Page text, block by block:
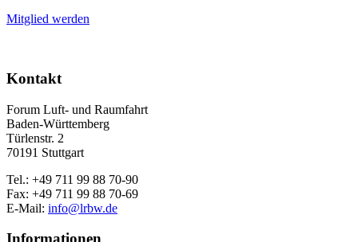
Mitglied werden
Kontakt
Forum Luft- und Raumfahrt
Baden-Württemberg
Türlenstr. 2
70191 Stuttgart
Tel.: +49 711 99 88 70-90
Fax: +49 711 99 88 70-69
E-Mail: info@lrbw.de
Informationen